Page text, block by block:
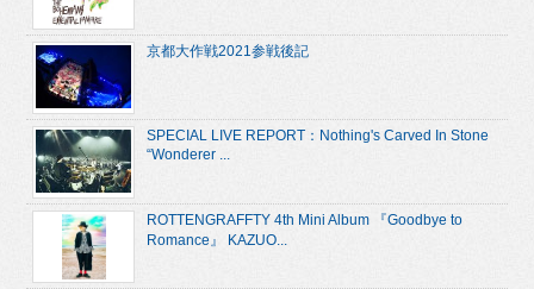
京都大作戦2021参戦後記
SPECIAL LIVE REPORT：Nothing's Carved In Stone
“Wonderer ...
ROTTENGRAFFTY 4th Mini Album 『Goodbye to
Romance』 KAZUO...